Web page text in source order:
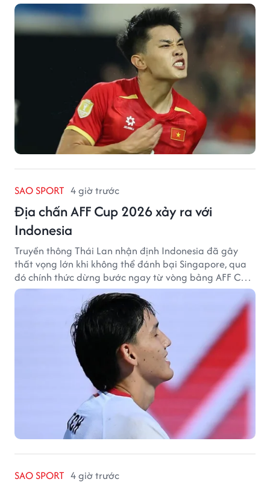
SAO SPORT 4 giờ trước
Địa chấn AFF Cup 2026 xảy ra với
Indonesia
Truyền thông Thái Lan nhận định Indonesia đã gây
thất vọng lớn khi không thể đánh bại Singapore, qua
đó chính thức dừng bước ngay từ vòng bảng AFF Cup
2026.
SAO SPORT 4 giờ trước